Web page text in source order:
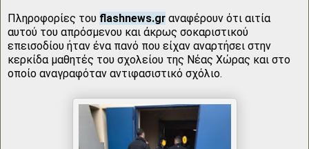
Πληροφορίες του flashnews.gr αναφέρουν ότι αιτία
αυτού του απρόσμενου και άκρως σοκαριστικού
επεισοδίου ήταν ένα πανό που είχαν αναρτήσει στην
κερκίδα μαθητές του σχολείου της Νέας Χώρας και στο
οποίο αναγραφόταν αντιφασιστικό σχόλιο.